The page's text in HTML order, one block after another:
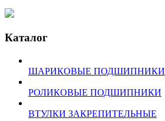
Каталог
ШАРИКОВЫЕ ПОДШИПНИКИ
РОЛИКОВЫЕ ПОДШИПНИКИ
ВТУЛКИ ЗАКРЕПИТЕЛЬНЫЕ